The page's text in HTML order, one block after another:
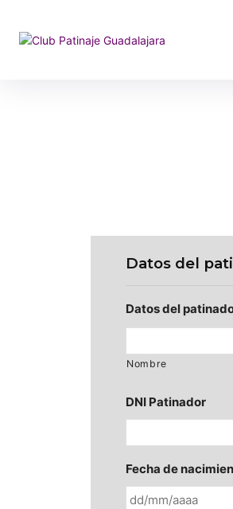
Datos del
Datos del
Nombre
DNI Patinador
Fecha de